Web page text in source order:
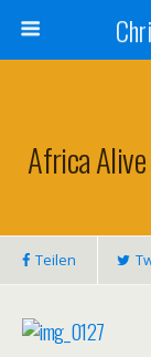
Africa
Teilen